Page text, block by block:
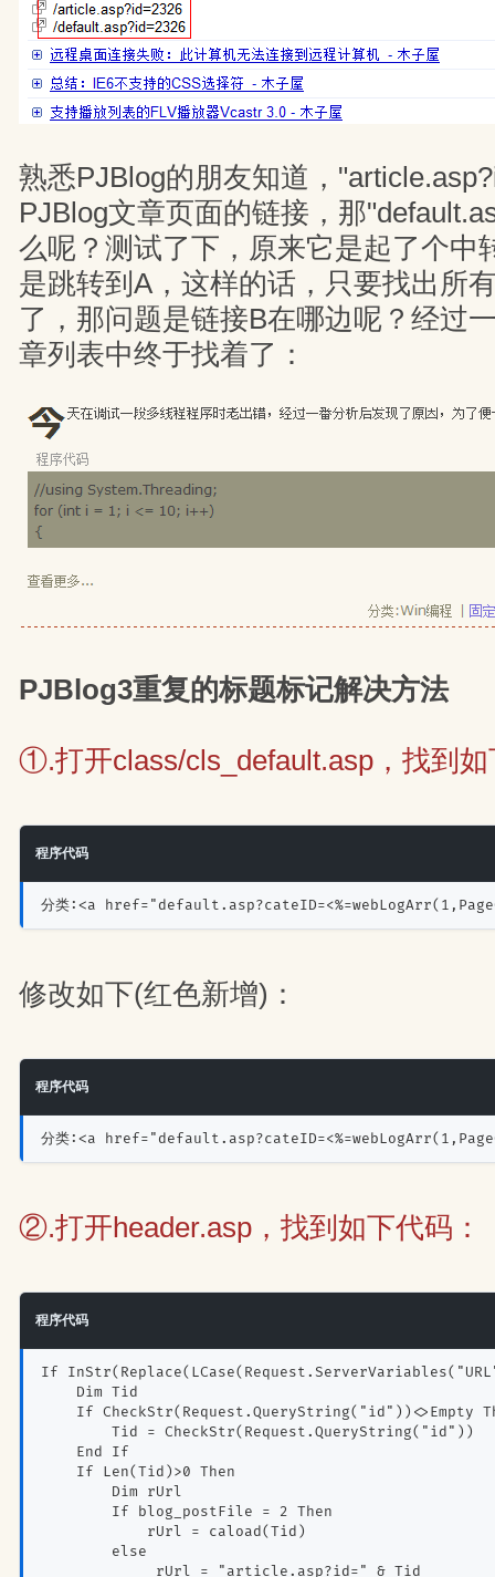
熟悉PJBlog的朋友知道，
PJBlog文章页面的链接，那
么呢？测试了下，原来它是起了个中
是跳转到A，这样的话，只要找出所
了，那问题是链接B在哪边呢？经过
章列表中终于找着了：
PJBlog3重复的标题标记解决方法
①.打开class/cls_default.asp，找到如
程序代码
分类:<a
修改如下(红色新增)：
程序代码
分类:<a
②.打开header.asp，找到如下代码：
程序代码
If
Dim Tid
If CheckStr(Request.QueryString("id"))<>Empty
Tid = CheckStr(Request.QueryString("id"))
End If
If Len(Tid)>0 Then
Dim rUrl
If blog_postFile = 2 Then
rUrl = caload(Tid)
else
rUrl = "article.asp?id=" & Tid